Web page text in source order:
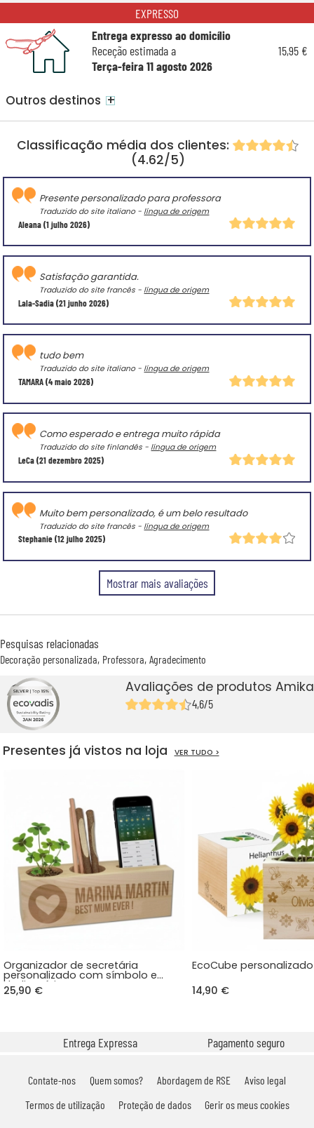
Classificação média dos clientes:
(4.62/5)
Aleana(1 julho 2026)
Presente personalizado para professora
Traduzido do site italiano - língua de origem
Lala-Sadia(21 junho 2026)
Satisfação garantida.
Traduzido do site francês - língua de origem
TAMARA(4 maio 2026)
tudo bem
Traduzido do site italiano - língua de origem
LeCa(21 dezembro 2025)
Como esperado e entrega muito rápida
Traduzido do site finlandês - língua de origem
Stephanie(12 julho 2025)
Muito bem personalizado, é um belo resultado
Traduzido do site francês - língua de origem
Mostrar mais avaliações
EXPRESSO
Entrega expresso ao domicílio
Receção estimada a
Terça-feira 11 agosto 2026
15,95 €
Outros destinos +
Pesquisas relacionadas
Decoração personalizada Professora Agradecimento
Avaliações de produtos
4,6/5
Presentes já vistos na loja VER TUDO >
Organizador de secretária
personalizado com símbolo e
dedicatória
25,90 €
EcoCube
14,90 €
Entrega Expressa Pagamento seguro
Contate-nos Quem somos? Abordagem de RSE
Aviso legal
Termos de utilização
Proteção de dados Gerir os meus cookies